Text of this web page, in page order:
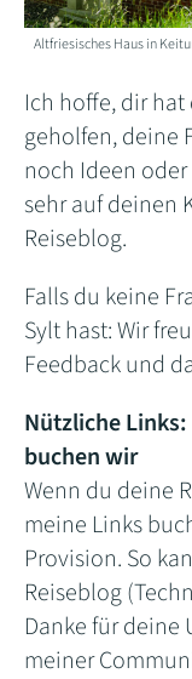
Altfriesisches Haus in
Ich hoffe, dir
geholfen, deine
noch Ideen
sehr auf deinen
Reiseblog.
Falls du keine
Sylt hast: Wir
Feedback und
Nützliche
buchen wir
Wenn du deine
meine Links
Provision. So
Reiseblog
Danke für deine
meiner